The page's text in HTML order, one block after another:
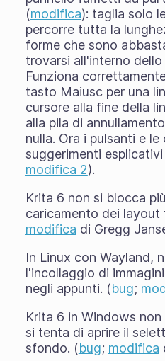
(modifica): taglia solo
percorre tutta la
forme che sono
trovarsi all'interno
Funziona
tasto Maiusc per una
cursore alla fine della
alla pila di
nulla. Ora i pulsanti e le
suggerimenti
modifica 2).
Krita 6 non si blocca
caricamento dei layout
modifica di Gregg
In Linux con Wayland,
l'incollaggio di
negli appunti. (bug;
Krita 6 in Windows
si tenta di aprire il
sfondo. (bug; modifica